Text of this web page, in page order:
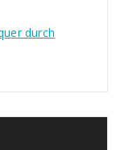
durch